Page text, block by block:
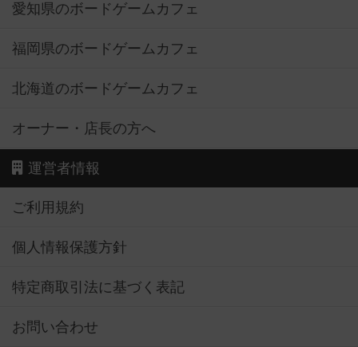
愛知県のボードゲームカフェ
福岡県のボードゲームカフェ
北海道のボードゲームカフェ
オーナー・店長の方へ
運営者情報
ご利用規約
個人情報保護方針
特定商取引法に基づく表記
お問い合わせ